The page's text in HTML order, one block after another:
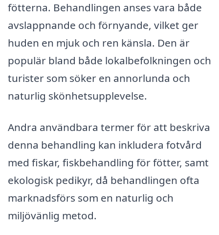
fötterna. Behandlingen anses vara både
avslappnande och förnyande, vilket ger
huden en mjuk och ren känsla. Den är
populär bland både lokalbefolkningen och
turister som söker en annorlunda och
naturlig skönhetsupplevelse.
Andra användbara termer för att beskriva
denna behandling kan inkludera fotvård
med fiskar, fiskbehandling för fötter, samt
ekologisk pedikyr, då behandlingen ofta
marknadsförs som en naturlig och
miljövänlig metod.